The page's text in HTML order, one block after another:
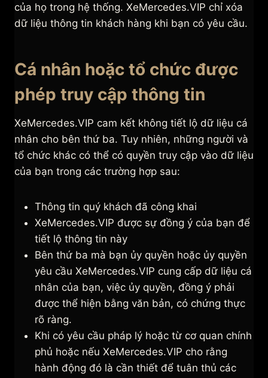
của họ trong hệ thống. XeMercedes.VIP chỉ xóa
dữ liệu thông tin khách hàng khi bạn có yêu cầu.
Cá nhân hoặc tổ chức được
phép truy cập thông tin
XeMercedes.VIP cam kết không tiết lộ dữ liệu cá
nhân cho bên thứ ba. Tuy nhiên, những người và
tổ chức khác có thể có quyền truy cập vào dữ liệu
của bạn trong các trường hợp sau:
Thông tin quý khách đã công khai
XeMercedes.VIP được sự đồng ý của bạn để
tiết lộ thông tin này
Bên thứ ba mà bạn ủy quyền hoặc ủy quyền
yêu cầu XeMercedes.VIP cung cấp dữ liệu cá
nhân của bạn, việc ủy ​​quyền, đồng ý phải
được thể hiện bằng văn bản, có chứng thực
rõ ràng.
Khi có yêu cầu pháp lý hoặc từ cơ quan chính
phủ hoặc nếu XeMercedes.VIP cho rằng
hành động đó là cần thiết để tuân thủ các